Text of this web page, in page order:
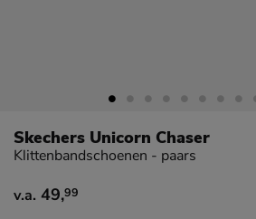
Skechers Unicorn Chaser
Klittenbandschoenen - paars
vanaf € 49,99
v.a. 49,99